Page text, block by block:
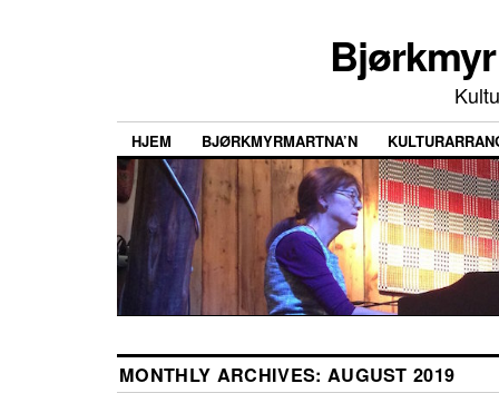
HJEM BJØRKMYRMARTNA’N
MONTHLY ARCHIVES: AUGUST 2019